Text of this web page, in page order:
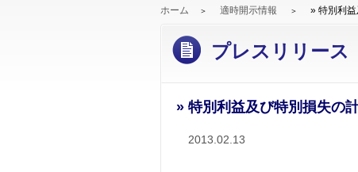
ホーム 適時開示情報 » 特別利
プレスリリース
» 特別利益及び特別損失の
2013.02.13